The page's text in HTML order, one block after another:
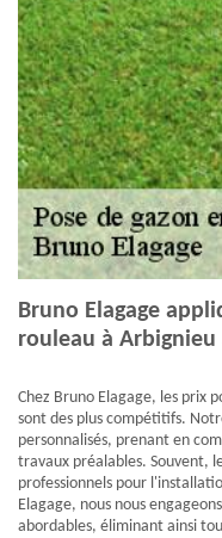
Bruno Elagage
rouleau à Arbignieu
Chez Bruno Elagage, les prix
sont des plus compétitifs.
personnalisés, prenant en
travaux préalables. Souvent,
professionnels pour
Elagage, nous nous
abordables, éliminant ainsi